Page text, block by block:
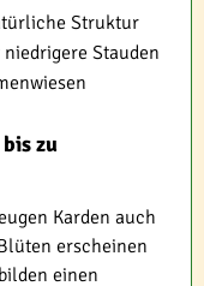
Struktur
Stauden
zu
Karden auch
erscheinen
einen